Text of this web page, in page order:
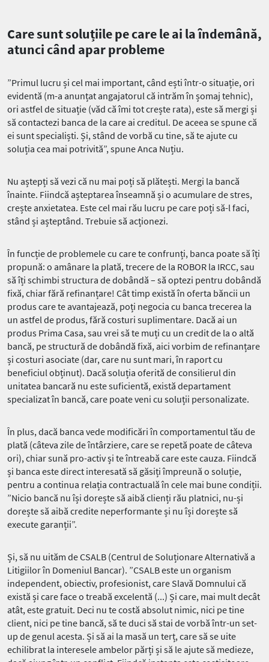
Care sunt soluțiile pe care le ai la îndemână,
atunci când apar probleme
”Primul lucru și cel mai important, când ești într-o situație, ori
evidentă (m-a anunțat angajatorul că intrăm în șomaj tehnic),
ori astfel de situație (văd că îmi tot crește rata), este să mergi și
să contactezi banca de la care ai creditul. De aceea se spune că
ei sunt specialiști. Și, stând de vorbă cu tine, să te ajute cu
soluția cea mai potrivită”, spune Anca Nuțiu.
Nu aștepți să vezi că nu mai poți să plătești. Mergi la bancă
înainte. Fiindcă așteptarea înseamnă și o acumulare de stres,
crește anxietatea. Este cel mai rău lucru pe care poți să-l faci,
stând și așteptând. Trebuie să acționezi.
În funcție de problemele cu care te confrunți, banca poate să îți
propună: o amânare la plată, trecere de la ROBOR la IRCC, sau
să îți schimbi structura de dobândă – să optezi pentru dobândă
fixă, chiar fără refinanțare! Cât timp există în oferta băncii un
produs care te avantajează, poți negocia cu banca trecerea la
un astfel de produs, fără costuri suplimentare. Dacă ai un
produs Prima Casa, sau vrei să te muți cu un credit de la o altă
bancă, pe structură de dobândă fixă, aici vorbim de refinanțare
și costuri asociate (dar, care nu sunt mari, în raport cu
beneficiul obținut). Dacă soluția oferită de consilierul din
unitatea bancară nu este suficientă, există departament
specializat în bancă, care poate veni cu soluții personalizate.
În plus, dacă banca vede modificări în comportamentul tău de
plată (câteva zile de întârziere, care se repetă poate de câteva
ori), chiar sună pro-activ și te întreabă care este cauza. Fiindcă
și banca este direct interesată să găsiți împreună o soluție,
pentru a continua relația contractuală în cele mai bune condiții.
”Nicio bancă nu își dorește să aibă clienți rău platnici, nu-și
dorește să aibă credite neperformante și nu își dorește să
execute garanții”.
Și, să nu uităm de CSALB (Centrul de Soluționare Alternativă a
Litigiilor în Domeniul Bancar). ”CSALB este un organism
independent, obiectiv, profesionist, care Slavă Domnului că
există și care face o treabă excelentă (...) Și care, mai mult decât
atât, este gratuit. Deci nu te costă absolut nimic, nici pe tine
client, nici pe tine bancă, să te duci să stai de vorbă într-un set-
up de genul acesta. Și să ai la masă un terț, care să se uite
echilibrat la interesele ambelor părți și să le ajute să medieze,